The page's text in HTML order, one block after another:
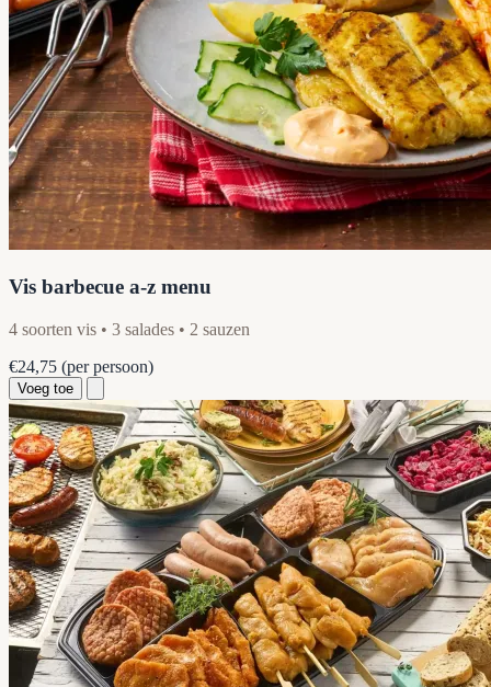
Vis barbecue a-z menu
4 soorten vis • 3 salades • 2 sauzen
€24,75 (per persoon)
Voeg toe